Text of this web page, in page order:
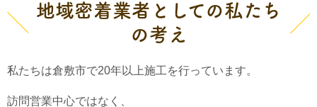
地域密着業者としての私たち
の考え
私たちは倉敷市で20年以上施工を行っています。
訪問営業中心ではなく、